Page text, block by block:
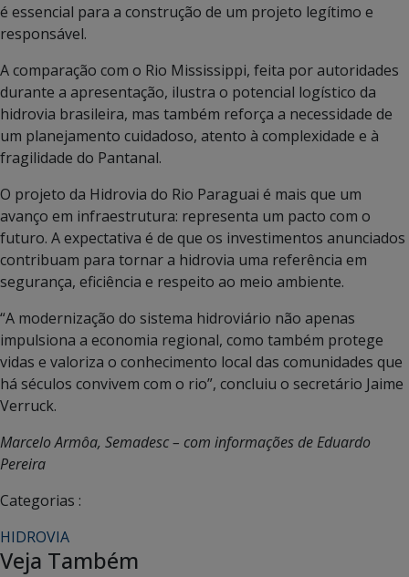
é essencial para a construção de um projeto legítimo e
responsável.
A comparação com o Rio Mississippi, feita por autoridades
durante a apresentação, ilustra o potencial logístico da
hidrovia brasileira, mas também reforça a necessidade de
um planejamento cuidadoso, atento à complexidade e à
fragilidade do Pantanal.
O projeto da Hidrovia do Rio Paraguai é mais que um
avanço em infraestrutura: representa um pacto com o
futuro. A expectativa é de que os investimentos anunciados
contribuam para tornar a hidrovia uma referência em
segurança, eficiência e respeito ao meio ambiente.
“A modernização do sistema hidroviário não apenas
impulsiona a economia regional, como também protege
vidas e valoriza o conhecimento local das comunidades que
há séculos convivem com o rio”, concluiu o secretário Jaime
Verruck.
Marcelo Armôa, Semadesc – com informações de Eduardo
Pereira
Categorias :
HIDROVIA
Veja Também